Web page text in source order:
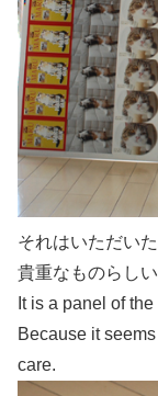
それはいただい
貴重なものらし
It is a panel of
Because it
care.